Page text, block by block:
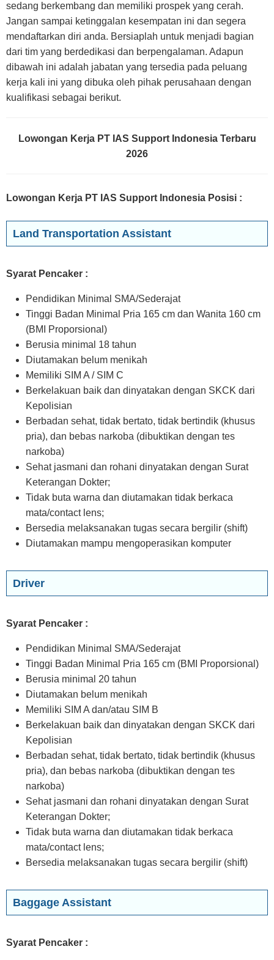
sedang berkembang dan memiliki prospek yang cerah.
Jangan sampai ketinggalan kesempatan ini dan segera
mendaftarkan diri anda. Bersiaplah untuk menjadi bagian
dari tim yang berdedikasi dan berpengalaman. Adapun
dibawah ini adalah jabatan yang tersedia pada peluang
kerja kali ini yang dibuka oleh pihak perusahaan dengan
kualifikasi sebagai berikut.
Lowongan Kerja PT IAS Support Indonesia Terbaru
2026
Lowongan Kerja PT IAS Support Indonesia Posisi :
Land Transportation Assistant
Syarat Pencaker :
Pendidikan Minimal SMA/Sederajat
Tinggi Badan Minimal Pria 165 cm dan Wanita 160 cm
(BMI Proporsional)
Berusia minimal 18 tahun
Diutamakan belum menikah
Memiliki SIM A / SIM C
Berkelakuan baik dan dinyatakan dengan SKCK dari
Kepolisian
Berbadan sehat, tidak bertato, tidak bertindik (khusus
pria), dan bebas narkoba (dibuktikan dengan tes
narkoba)
Sehat jasmani dan rohani dinyatakan dengan Surat
Keterangan Dokter;
Tidak buta warna dan diutamakan tidak berkaca
mata/contact lens;
Bersedia melaksanakan tugas secara bergilir (shift)
Diutamakan mampu mengoperasikan komputer
Driver
Syarat Pencaker :
Pendidikan Minimal SMA/Sederajat
Tinggi Badan Minimal Pria 165 cm (BMI Proporsional)
Berusia minimal 20 tahun
Diutamakan belum menikah
Memiliki SIM A dan/atau SIM B
Berkelakuan baik dan dinyatakan dengan SKCK dari
Kepolisian
Berbadan sehat, tidak bertato, tidak bertindik (khusus
pria), dan bebas narkoba (dibuktikan dengan tes
narkoba)
Sehat jasmani dan rohani dinyatakan dengan Surat
Keterangan Dokter;
Tidak buta warna dan diutamakan tidak berkaca
mata/contact lens;
Bersedia melaksanakan tugas secara bergilir (shift)
Baggage Assistant
Syarat Pencaker :